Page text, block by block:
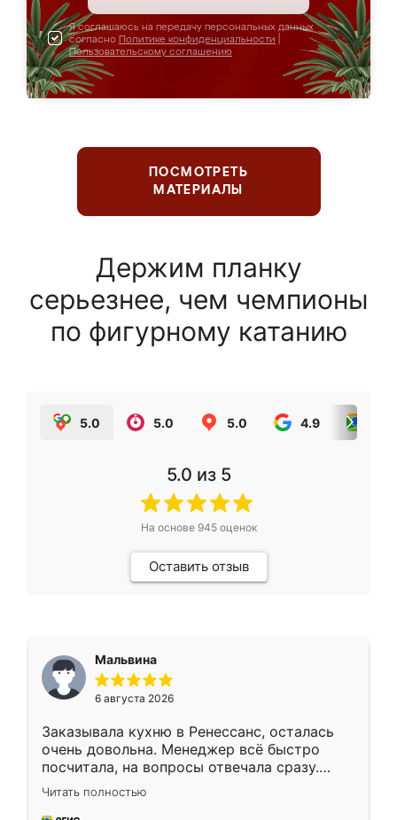
Я соглашаюсь на передачу персональных данных
согласно Политике конфиденциальности
Пользовательскому соглашению
ПОСМОТРЕТЬ
МАТЕРИАЛЫ
Держим планку
серьезнее, чем чемпионы
по фигурному катанию
5.0 5.0 5.0 4.9
5.0 из 5
На основе 945оценок
Оставить отзыв
Мальвина
6 августа 2026
Заказывала кухню в Ренессанс, осталась
очень довольна. Менеджер всё быстро
посчитала, на вопросы отвечала сразу.
Замерщик приехал в субботу, подошёл к
делу со всей ответственностью. Собрали
Читать полностью